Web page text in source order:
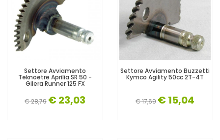
Settore Avviamento
Teknoetre Aprilia SR 50 -
Gilera Runner 125 FX
€ 28,79 € 23,03
Settore Avviamento Buzzetti
Kymco Agility 50cc 2T-4T
€ 17,69 € 15,04